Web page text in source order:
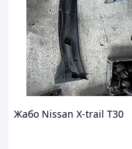
Жабо Nissan X-trail T30